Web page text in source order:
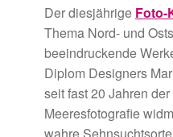
Der diesjährige Foto-
Thema Nord- und
beeindruckende
Diplom Designers
seit fast 20 Jahren
Meeresfotografie